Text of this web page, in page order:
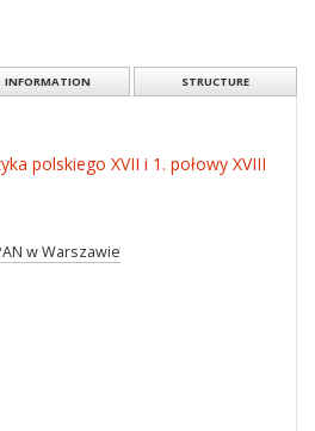
INFORMATION STRUCTURE
polskiego XVII i 1. połowy XVIII
w Warszawie